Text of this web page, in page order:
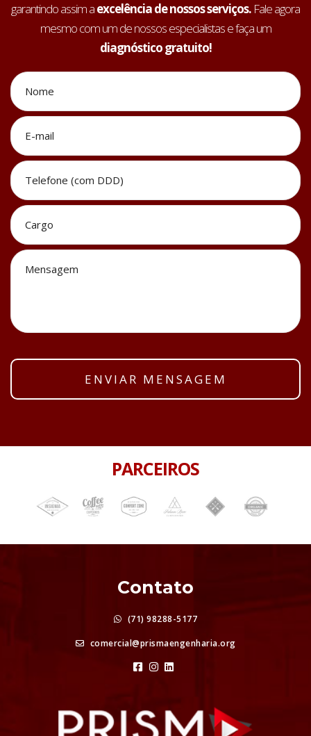
garantindo assim aexcelência de nossos serviços. Fale agora
mesmo com um de nossos especialistas e faça um
diagnóstico gratuito!
Nome
E-
mail*
Telefone
(com
DDD)*
Cargo
Mensagem
PARCEIROS
Contato
(71) 98288-5177
comercial@prismaengenharia.org